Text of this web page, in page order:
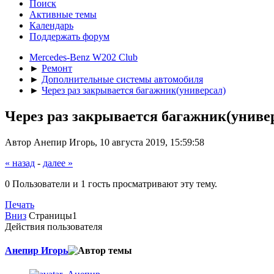
Поиск
Активные темы
Календарь
Поддержать форум
Mercedes-Benz W202 Club
► Ремонт
► Дополнительные системы автомобиля
► Через раз закрывается багажник(универсал)
Через раз закрывается
Автор Анепир Игорь, 10 августа 2019, 15:59:58
« назад - далее »
0 Пользователи и 1 гость просматривают эту тему.
Печать
Вниз Страницы1
Действия пользователя
Анепир Игорь